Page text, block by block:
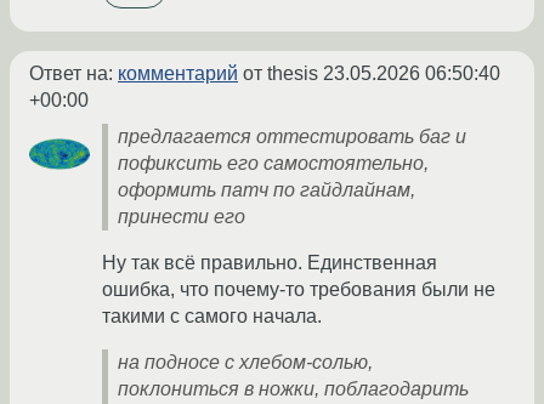
Ответ на: комментарий от thesis 23.05.2026 06:50:40
+00:00
предлагается оттестировать баг и
пофиксить его самостоятельно,
оформить патч по гайдлайнам,
принести его
Ну так всё правильно. Единственная
ошибка, что почему-то требования были не
такими с самого начала.
на подносе с хлебом-солью,
поклониться в ножки, поблагодарить